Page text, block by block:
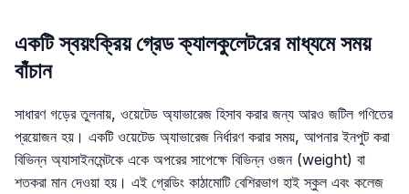
একটি স্বয়ংক্রিয় গ্রেড ক্যালকুলেটরের মাধ্যমে সময়
বাঁচান
সাধারণ গড়ের তুলনায়, ওয়েটেড অ্যাভারেজ হিসাব করার জন্য আরও জটিল গণিতের
প্রয়োজন হয়। একটি ওয়েটেড অ্যাভারেজ নির্ধারণ করার সময়, আপনার ইনপুট করা
বিভিন্ন অ্যাসাইনমেন্টকে একে অপরের সাপেক্ষে বিভিন্ন ওজন (weight) বা
শতকরা মান দেওয়া হয়। এই গ্রেডিং কাঠামোটি বেশিরভাগ হাই স্কুল এবং কলেজ